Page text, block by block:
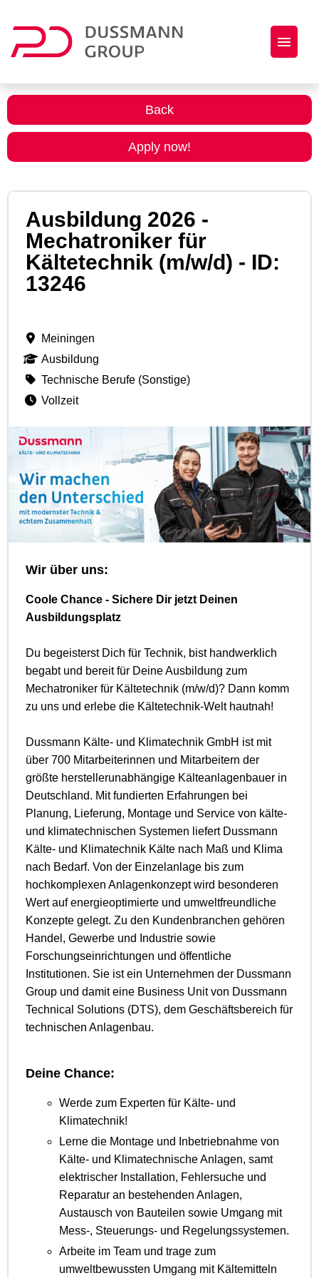
Job offers
Open Application
Back
Apply now!
Ausbildung 2026 -
Mechatroniker für
Kältetechnik (m/w/d) - ID:
13246
Meiningen
Ausbildung
Technische Berufe (Sonstige)
Vollzeit
Wir über uns:
Coole Chance - Sichere Dir jetzt Deinen
Ausbildungsplatz
Du begeisterst Dich für Technik, bist handwerklich
begabt und bereit für Deine Ausbildung zum
Mechatroniker für Kältetechnik (m/w/d)? Dann komm
zu uns und erlebe die Kältetechnik-Welt hautnah!
Dussmann Kälte- und Klimatechnik GmbH ist mit
über 700 Mitarbeiterinnen und Mitarbeitern der
größte herstellerunabhängige Kälteanlagenbauer in
Deutschland. Mit fundierten Erfahrungen bei
Planung, Lieferung, Montage und Service von kälte-
und klimatechnischen Systemen liefert Dussmann
Kälte- und Klimatechnik Kälte nach Maß und Klima
nach Bedarf. Von der Einzelanlage bis zum
hochkomplexen Anlagenkonzept wird besonderen
Wert auf energieoptimierte und umweltfreundliche
Konzepte gelegt. Zu den Kundenbranchen gehören
Handel, Gewerbe und Industrie sowie
Forschungseinrichtungen und öffentliche
Institutionen. Sie ist ein Unternehmen der Dussmann
Group und damit eine Business Unit von Dussmann
Technical Solutions (DTS), dem Geschäftsbereich für
technischen Anlagenbau.
Deine Chance:
Werde zum Experten für Kälte- und
Klimatechnik!
Lerne die Montage und Inbetriebnahme von
Kälte- und Klimatechnische Anlagen, samt
elektrischer Installation, Fehlersuche und
Reparatur an bestehenden Anlagen,
Austausch von Bauteilen sowie Umgang mit
Mess-, Steuerungs- und Regelungssystemen.
Arbeite im Team und trage zum
umweltbewussten Umgang mit Kältemitteln